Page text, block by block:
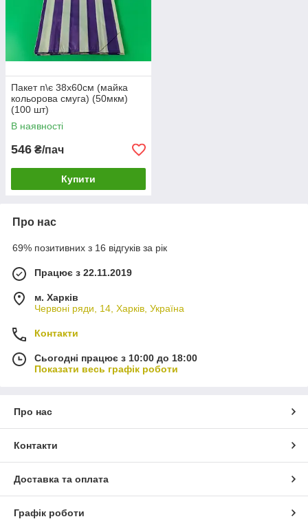
Пакет п\є 38х60см (майка
кольорова смуга) (50мкм)
(100 шт)
В наявності
546 ₴/пач
Купити
Про нас
69% позитивних з 16 відгуків за рік
Працює з 22.11.2019
м. Харків
Червоні ряди, 14, Харків, Україна
Контакти
Сьогодні працює з 10:00 до 18:00
Показати весь графік роботи
Про нас
Контакти
Доставка та оплата
Графік роботи